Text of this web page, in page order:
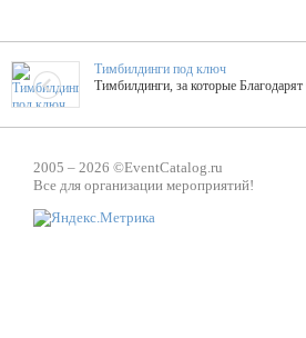
Тимбилдинги под ключ
Тимбилдинги, за которые
ТОПовые мастер-классы на
2005 – 2026 ©EventCatalog.ru
Все для организации мероприятий!